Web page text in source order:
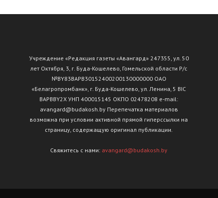
Учреждение «Редакция газеты «Авангард» 247355, ул. 50
лет Октября, 3, г. Буда-Кошелево, Гомельской области Р/с
№ВY83ВАРВ30152400200130000000 ОАО
«Белагропромбанк», г. Буда-Кошелево, ул. Ленина, 5 BIC
BAPBBY2X УНП 400015145 ОКПО 02478208 e-mail:
avangard@budakosh.by Перепечатка материалов
возможна при условии активной прямой гиперссылки на
страницу, содержащую оригинал публикации.
Свяжитесь с нами: avangard@budakosh.by